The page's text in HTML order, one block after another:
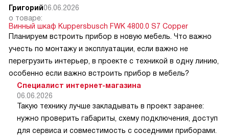
Григорий06.06.2026
о товаре:
Винный шкаф Kuppersbusch FWK 4800.0 S7 Copper
Планируем встроить прибор в новую мебель. Что важно
учесть по монтажу и эксплуатации, если важно не
перегрузить интерьер, в проекте с техникой в одну линию,
особенно если важно встроить прибор в мебель?
Специалист интернет-магазина
06.06.2026
Такую технику лучше закладывать в проект заранее:
нужно проверить габариты, схему подключения, доступ
для сервиса и совместимость с соседними приборами.